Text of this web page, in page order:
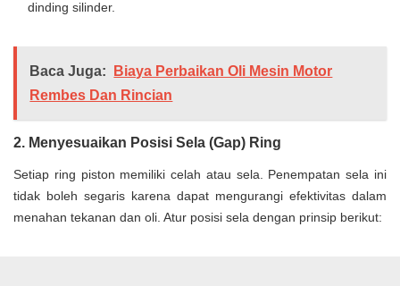
dinding silinder.
Baca Juga:
Biaya Perbaikan Oli Mesin Motor
Rembes Dan Rincian
2. Menyesuaikan Posisi Sela (Gap) Ring
Setiap ring piston memiliki celah atau sela. Penempatan sela ini
tidak boleh segaris karena dapat mengurangi efektivitas dalam
menahan tekanan dan oli. Atur posisi sela dengan prinsip berikut: